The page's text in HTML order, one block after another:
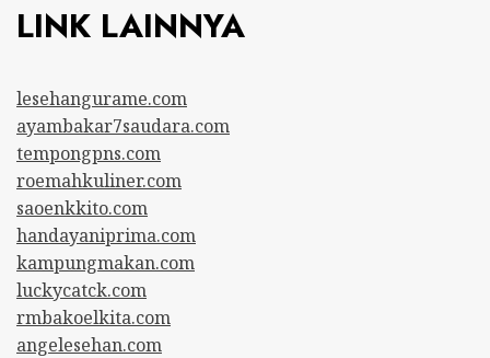
LINK LAINNYA
lesehangurame.com
ayambakar7saudara.com
tempongpns.com
roemahkuliner.com
saoenkkito.com
handayaniprima.com
kampungmakan.com
luckycatck.com
rmbakoelkita.com
angelesehan.com